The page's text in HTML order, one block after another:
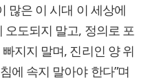
많은 이 시대 이 세상에
도되지 말고, 정의로 포
지지 말며, 진리인 양 위
에 속지 말아야 한다”며